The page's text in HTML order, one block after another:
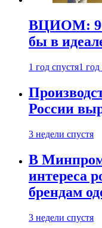
ВЦИОМ:
бы в
1 год спустя1 год
России
3 недели спустя
В
интереса
брендам
3 недели спустя